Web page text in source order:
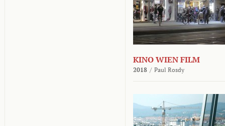
KINO WIEN FILM
2018 / Paul Rosdy